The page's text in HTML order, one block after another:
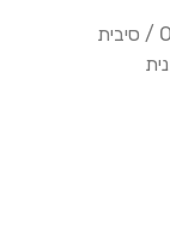
לבחירתכם פלטות במגוון סוגים: OSB / MDF / סיבית